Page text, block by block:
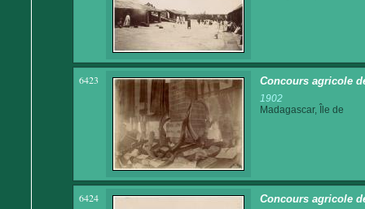
6423 Concours agricole
1902
Madagascar, Île de
6424 Concours agricole